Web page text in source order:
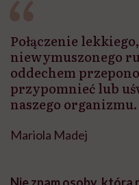
Połączenie
niewymuszonego
oddechem
przypomnieć lub
naszego organizmu.
Mariola Madej